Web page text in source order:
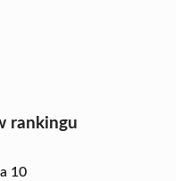
rankingu
10